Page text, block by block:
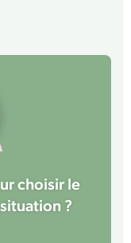
choisir le
?